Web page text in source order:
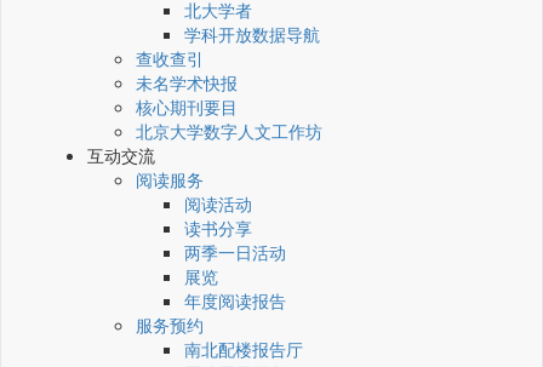
北大学者
学科开放数据导航
查收查引
未名学术快报
核心期刊要目
北京大学数字人文工作坊
互动交流
阅读服务
阅读活动
读书分享
两季一日活动
展览
年度阅读报告
服务预约
南北配楼报告厅